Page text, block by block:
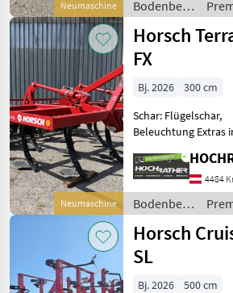
Neumaschine
Zinkenabstand in
/ Horsch
Neumaschine
Horsch
FX
Bj. 2026
300 cm
Schar: Flügelschar,
Beleuchtung Extras
hydraulische
Tieferverstellung
Scharspitzen, RollFlex,
Hydr. Randscheibe,
MulchMix HM Plus
4484
/ Horsch
Horsch
SL
Bj. 2026
500 cm